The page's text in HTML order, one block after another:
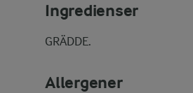
Ingredienser
GRÄDDE.
Allergener